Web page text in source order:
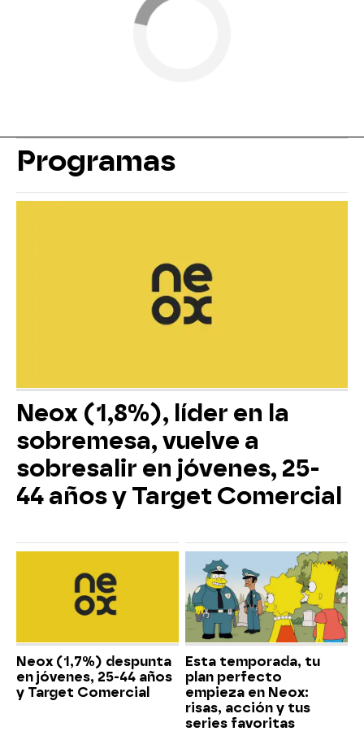
Programas
Neox (1,8%), líder en la
sobremesa, vuelve a
sobresalir en jóvenes, 25-
44 años y Target Comercial
Neox (1,7%) despunta
en jóvenes, 25-44 años
y Target Comercial
Esta temporada, tu
plan perfecto
empieza en Neox:
risas, acción y tus
series favoritas